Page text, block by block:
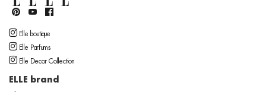
Elle boutique
Elle Parfums
Elle Decor Collection
ELLE brand